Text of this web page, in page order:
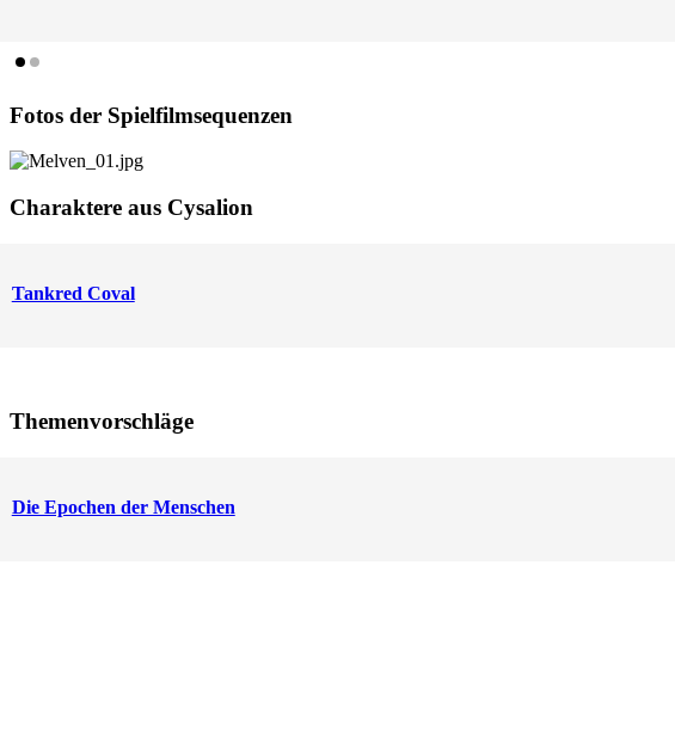
Fotos der Spielfilmsequenzen
Charaktere aus Cysalion
Tankred Coval
Themenvorschläge
Die Epochen der Menschen